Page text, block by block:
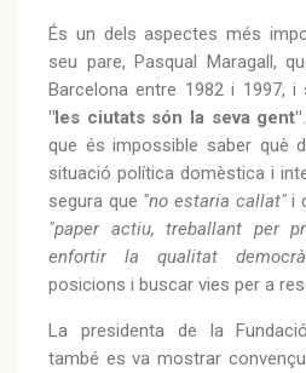
És un dels aspectes més
seu pare, Pasqual Maragall,
Barcelona entre 1982 i 1997, i
"les ciutats són la seva gent"
que és impossible saber què
situació política domèstica i
segura que "no estaria callat"i
"paper actiu, treballant per
enfortir la qualitat
posicions i buscar vies per a
La presidenta de la
també es va mostrar